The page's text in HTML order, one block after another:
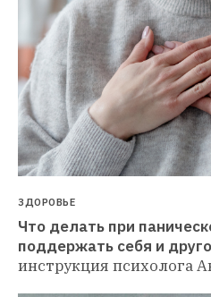
ЗДОРОВЬЕ
Что делать при
поддержать себя и
инструкция психолога